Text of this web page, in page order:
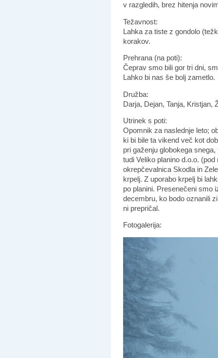
v razgledih, brez hitenja
Težavnost:
Lahka za tiste z gondolo
korakov.
Prehrana (na poti):
Čeprav smo bili gor tri dni,
Lahko bi nas še bolj zametlo.
Družba:
Darja, Dejan, Tanja, Kristjan,
Utrinek s poti:
Opomnik za naslednje leto;
ki bi bile ta vikend več kot
pri gaženju globokega
tudi Veliko planino d.o.o.
okrepčevalnica Skodla in
krpelj. Z uporabo krpelj bi
po planini. Presenečeni smo
decembru, ko bodo oznanili
ni prepričal.
Fotogalerija: